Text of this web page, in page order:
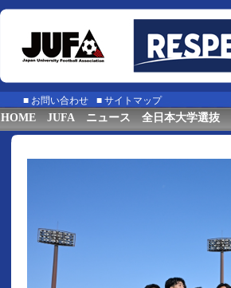
■ お問い合わせ ■ サイトマップ
HOME JUFA ニュース 全日本大学選抜